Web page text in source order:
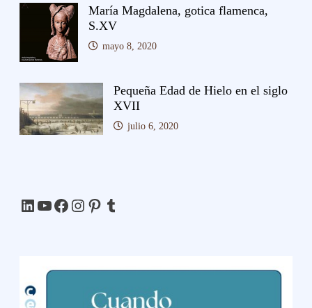
María Magdalena, gotica flamenca,
S.XV
mayo 8, 2020
Pequeña Edad de Hielo en el siglo
XVII
julio 6, 2020
LinkedIn
YouTube
Facebook
Instagram
Pinterest
Tumblr